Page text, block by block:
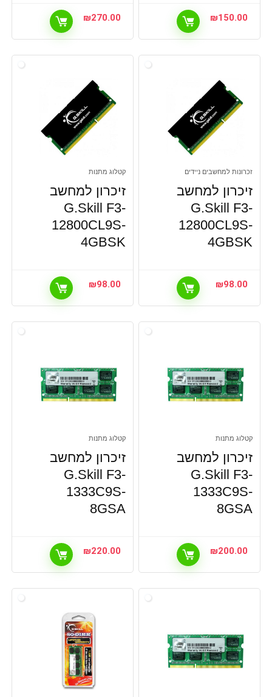
₪150.00
₪270.00
זכרונות למחשבים ניידים
זיכרון למחשב
G.Skill F3-
12800CL9S-
4GBSK
₪98.00
קטלוג מתנות
זיכרון למחשב
G.Skill F3-
12800CL9S-
4GBSK
₪98.00
קטלוג מתנות
זיכרון למחשב
G.Skill F3-
1333C9S-
8GSA
₪200.00
קטלוג מתנות
זיכרון למחשב
G.Skill F3-
1333C9S-
8GSA
₪220.00